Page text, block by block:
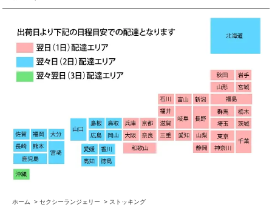
ホーム > セクシーランジェリー > ストッキング